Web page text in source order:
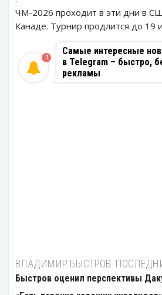
ЧМ-2026 проходит в эти дни в
Канаде. Турнир продлится до 19
Самые интересные
в Telegram – быстро,
рекламы
1
ВЛАДИМИР БЫСТРОВ:
Быстров оценил перспективы